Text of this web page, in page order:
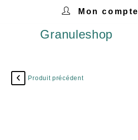
Mon compte
Granuleshop
Produit précédent